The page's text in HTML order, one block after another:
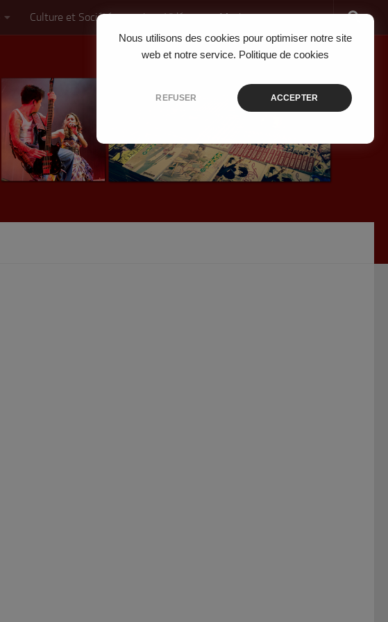
Nous utilisons des cookies pour optimiser notre site
web et notre service. Politique de cookies
REFUSER ACCEPTER
Culture et Société Jeux Vidéo Musique